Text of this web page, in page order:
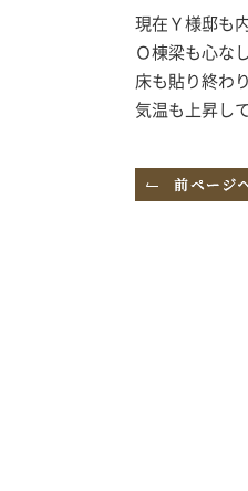
現在Ｙ様邸も
Ｏ棟梁も心な
床も貼り終わ
気温も上昇し